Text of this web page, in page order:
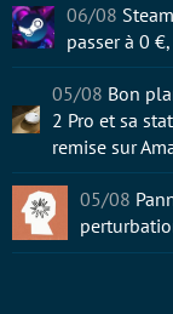
06/08
passer à 0
05/08 Bon
2 Pro et sa
remise sur
05/08